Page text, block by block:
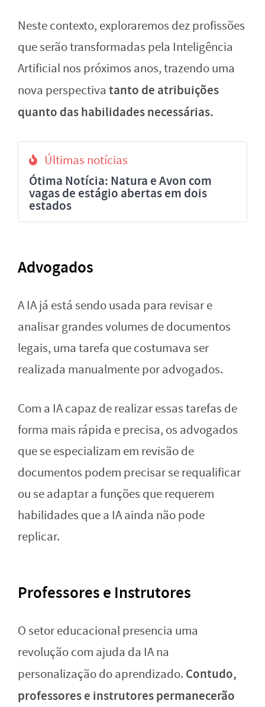
Neste contexto, exploraremos dez profissões
que serão transformadas pela Inteligência
Artificial nos próximos anos, trazendo uma
nova perspectiva tanto de atribuições
quanto das habilidades necessárias.
Últimas notícias
Ótima Notícia: Natura e Avon com
vagas de estágio abertas em dois
estados
Advogados
A IA já está sendo usada para revisar e
analisar grandes volumes de documentos
legais, uma tarefa que costumava ser
realizada manualmente por advogados.
Com a IA capaz de realizar essas tarefas de
forma mais rápida e precisa, os advogados
que se especializam em revisão de
documentos podem precisar se requalificar
ou se adaptar a funções que requerem
habilidades que a IA ainda não pode
replicar.
Professores e Instrutores
O setor educacional presencia uma
revolução com ajuda da IA na
personalização do aprendizado. Contudo,
professores e instrutores permanecerão